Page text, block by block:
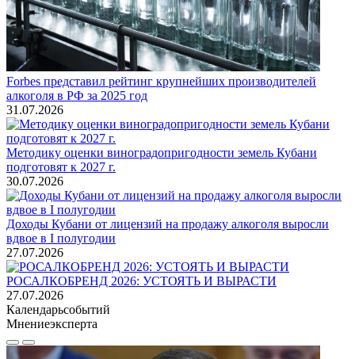
Forbes представил рейтинг крупнейших производителей
алкоголя в РФ за 2025 год
31.07.2026
Методику оценки виноградопригодности земель Кубани
подготовят к 2027 г.
30.07.2026
Доходы Кубани от лицензий на продажу алкоголя выросли
вдвое в I полугодии
27.07.2026
РОСАЛКОБРЕНД 2026: УСТОЯТЬ И ВЫРАСТИ
27.07.2026
Календарьсобытий
Мнениеэксперта